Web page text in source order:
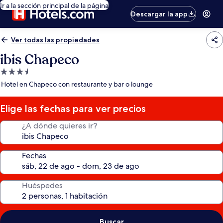
Ir a la sección principal de la página
Descargar la app
Ver todas las propiedades
ibis Chapeco
Propiedad
de
estrellas
Hotel en Chapeco con restaurante y bar o lounge
Elige las fechas para ver precios
¿A dónde quieres ir?
Fechas
Huéspedes